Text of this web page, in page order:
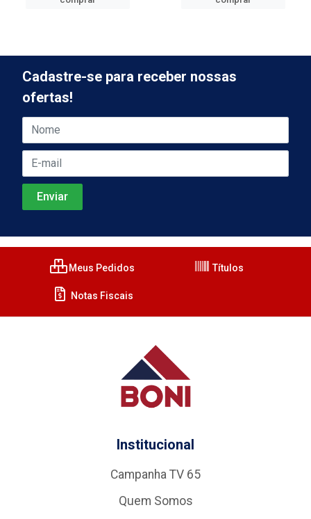
Cadastre-se para receber nossas
ofertas!
Meus Pedidos Títulos
Notas Fiscais
Institucional
Campanha TV 65
Quem Somos